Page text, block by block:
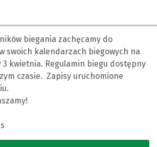
biegania zachęcamy do
swoich kalendarzach biegowych na
3 kwietnia. Regulamin biegu dostępny
czasie. Zapisy uruchomione